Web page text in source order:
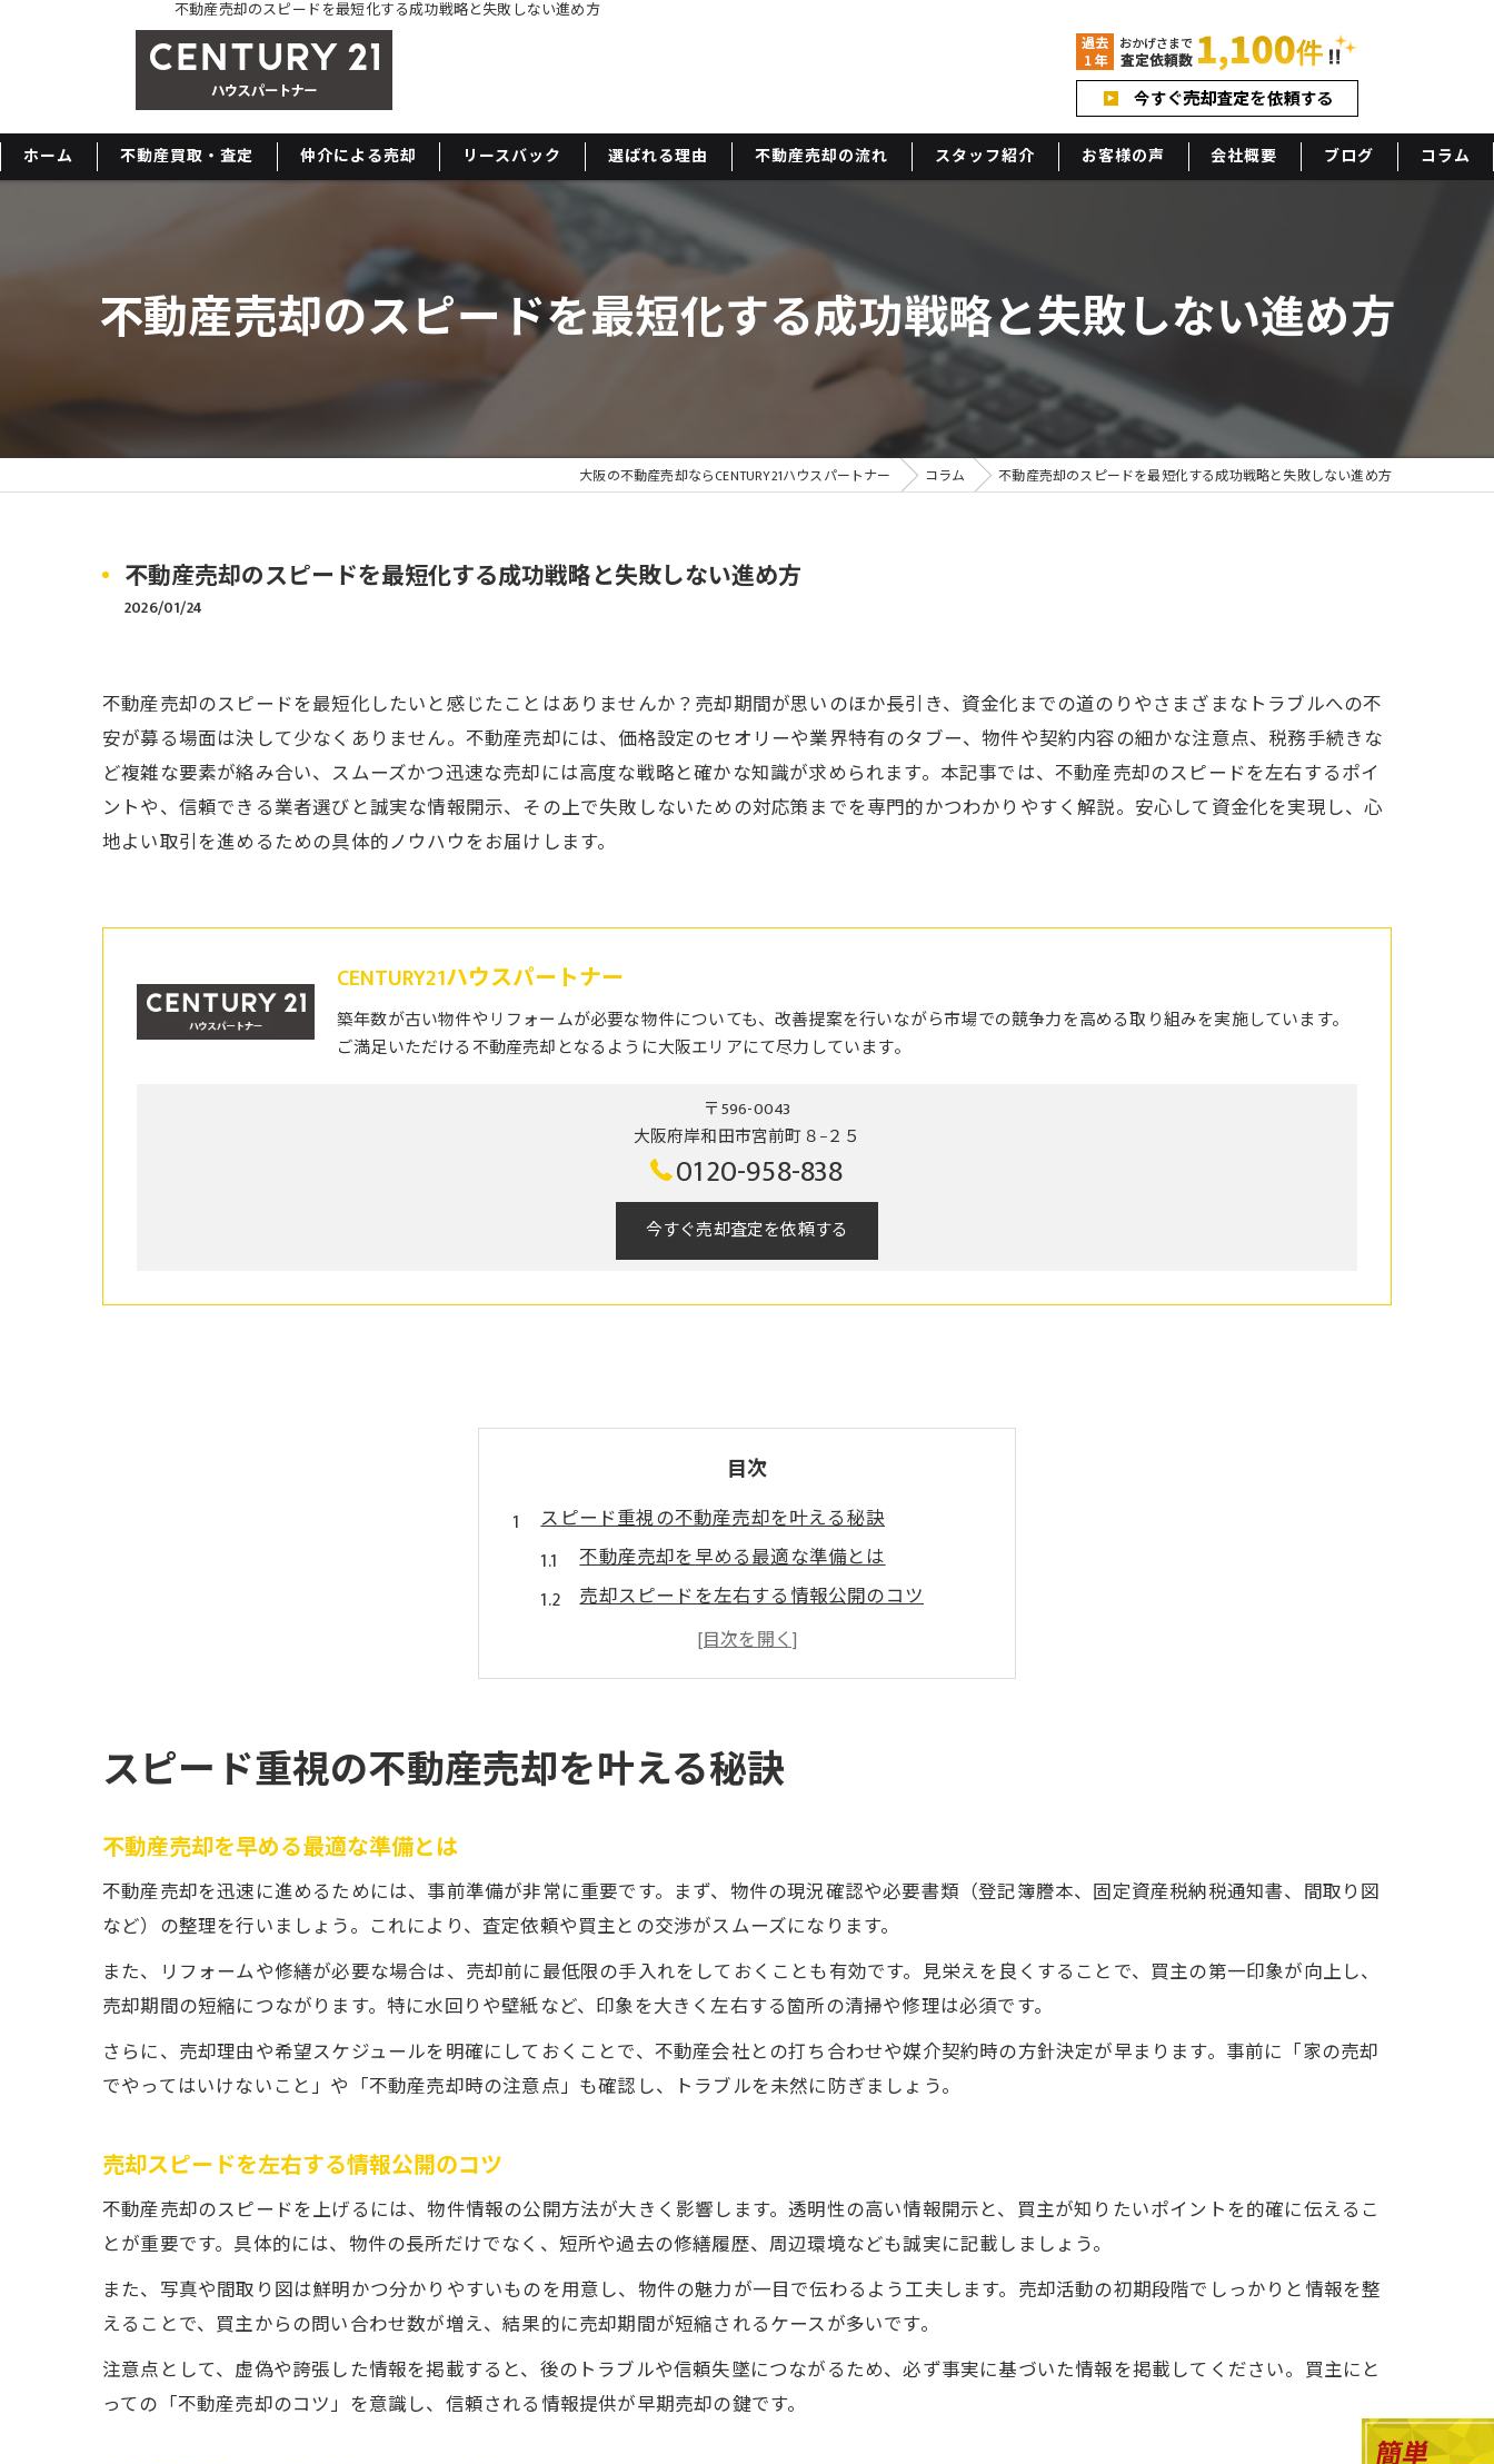
不動産売却のスピードを最短化する成功戦略と失敗しない進め方
ホーム 不動産買取・査定 仲介による売却 リースバック 選ばれる理由 不動産売却の流れ スタッフ紹介 お客様の声 会社概要 ブログ コラム
不動産売却のスピードを最短化する成功戦略と失敗しない進め方
大阪の不動産売却ならCENTURY21ハウスパートナー コラム 不動産売却のスピードを最短化する成功戦略と失敗しない進め方
不動産売却のスピードを最短化する成功戦略と失敗しない進め方
2026/01/24
不動産売却のスピードを最短化したいと感じたことはありませんか？売却期間が思いのほか長引き、資金化までの道のりやさまざまなトラブルへの不
安が募る場面は決して少なくありません。不動産売却には、価格設定のセオリーや業界特有のタブー、物件や契約内容の細かな注意点、税務手続きな
ど複雑な要素が絡み合い、スムーズかつ迅速な売却には高度な戦略と確かな知識が求められます。本記事では、不動産売却のスピードを左右するポイ
ントや、信頼できる業者選びと誠実な情報開示、その上で失敗しないための対応策までを専門的かつわかりやすく解説。安心して資金化を実現し、心
地よい取引を進めるための具体的ノウハウをお届けします。
CENTURY21ハウスパートナー
築年数が古い物件やリフォームが必要な物件についても、改善提案を行いながら市場での競争力を高める取り組みを実施しています。
ご満足いただける不動産売却となるように大阪エリアにて尽力しています。
〒596-0043
大阪府岸和田市宮前町８−２５
0120-958-838
今すぐ売却査定を依頼する
目次
スピード重視の不動産売却を叶える秘訣
不動産売却を早める最適な準備とは
売却スピードを左右する情報公開のコツ
複数業者比較で不動産売却スピード向上
家を売るならどこがいいかを考える視点
失敗を防ぐ不動産売却の注意ポイント
不動産売却でやってはいけない行動とは
不動産売却で発生しやすい三大タブーの回避策
早く売りたい時に押さえるべきコツとは
不動産売却を早める価格設定のコツと落とし穴
売却を急ぐ際の適切な査定依頼のポイント
不動産売却コツで差がつく内覧対応方法
売却期間を短縮できる方法を解説
不動産売却期間を短縮する具体的な流れ
媒介契約選びが売却スピードに及ぼす影響
不動産売却で買取と仲介を使い分ける方法
家の売却を効率化する事前準備の秘訣
査定から売却完了までの時短術を紹介
スピード重視の不動産売却を叶える秘訣
不動産売却を早める最適な準備とは
不動産売却を迅速に進めるためには、事前準備が非常に重要です。まず、物件の現況確認や必要書類（登記簿謄本、固定資産税納税通知書、間取り図
など）の整理を行いましょう。これにより、査定依頼や買主との交渉がスムーズになります。
また、リフォームや修繕が必要な場合は、売却前に最低限の手入れをしておくことも有効です。見栄えを良くすることで、買主の第一印象が向上し、
売却期間の短縮につながります。特に水回りや壁紙など、印象を大きく左右する箇所の清掃や修理は必須です。
さらに、売却理由や希望スケジュールを明確にしておくことで、不動産会社との打ち合わせや媒介契約時の方針決定が早まります。事前に「家の売却
でやってはいけないこと」や「不動産売却時の注意点」も確認し、トラブルを未然に防ぎましょう。
売却スピードを左右する情報公開のコツ
不動産売却のスピードを上げるには、物件情報の公開方法が大きく影響します。透明性の高い情報開示と、買主が知りたいポイントを的確に伝えるこ
とが重要です。具体的には、物件の長所だけでなく、短所や過去の修繕履歴、周辺環境なども誠実に記載しましょう。
また、写真や間取り図は鮮明かつ分かりやすいものを用意し、物件の魅力が一目で伝わるよう工夫します。売却活動の初期段階でしっかりと情報を整
えることで、買主からの問い合わせ数が増え、結果的に売却期間が短縮されるケースが多いです。
注意点として、虚偽や誇張した情報を掲載すると、後のトラブルや信頼失墜につながるため、必ず事実に基づいた情報を掲載してください。買主にと
っての「不動産売却のコツ」を意識し、信頼される情報提供が早期売却の鍵です。